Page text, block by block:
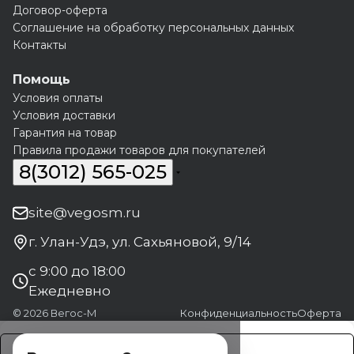
Договор-оферта
Соглашение на обработку персональных данных
Контакты
Помощь
Условия оплаты
Условия доставки
Гарантия на товар
Правила продажи товаров для покупателей
8(3012) 565-025
site@vegosm.ru
г. Улан-Удэ, ул. Сахьяновой, 9/14
с 9:00 до 18:00
Ежедневно
© 2026 Вегос-М КонфиденциальностьОферта